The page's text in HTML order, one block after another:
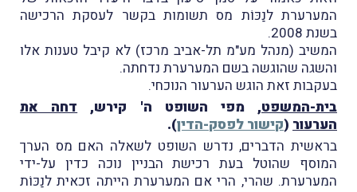
המערערת לנַכּוֹת מס תשומות בקשר לעסקת הרכישה
בשנת 2008.
המשיב (מנהל מע"מ תל-אביב מרכז) לא קיבל טענות אלו
והשגה שהוגשה בשם המערערת נדחתה.
בעקבות זאת הוגש הערעור הנוכחי.
בית-המשפט, מפי השופט ה' קירש, דחה את
הערעור (קישור לפסק-הדין).
בראשית הדברים, נדרש השופט לשאלה האם מס הערך
המוסף שהוטל בעת רכישת הבניין נוכה כדין על-ידי
המערערת. שהרי, הרי אם המערערת הייתה זכאית לנַכּוֹת